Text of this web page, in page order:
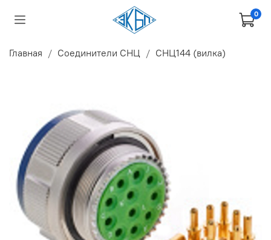
0
Главная Соединители СНЦ СНЦ144 (вилка)